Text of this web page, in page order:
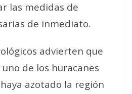
las medidas de
de inmediato.
advierten que
de los huracanes
azotado la región